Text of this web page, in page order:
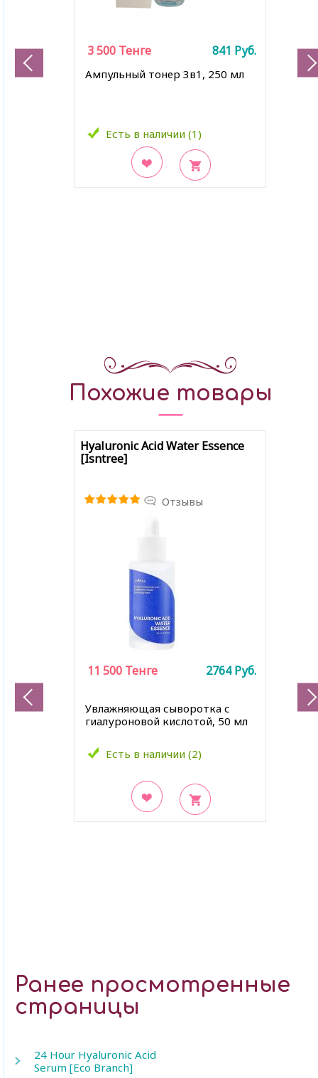
Ампульный тонер 3в1, 250 мл
Есть в наличии (1)
3 500 Тенге 841 Руб.
Похожие товары
Hyaluronic Acid Water Essence
[Isntree]
Отзывы
Увлажняющая сыворотка с
гиалуроновой кислотой, 50 мл
Есть в наличии (2)
11 500 Тенге 2764Руб.
Ранее просмотренные
страницы
24 Hour Hyaluronic Acid
Serum [Eco Branch]